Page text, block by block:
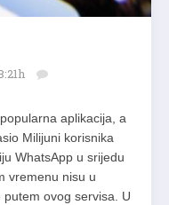
aplikacija, a
Milijuni korisnika
WhatsApp u srijedu
vremenu nisu u
ovog servisa. U